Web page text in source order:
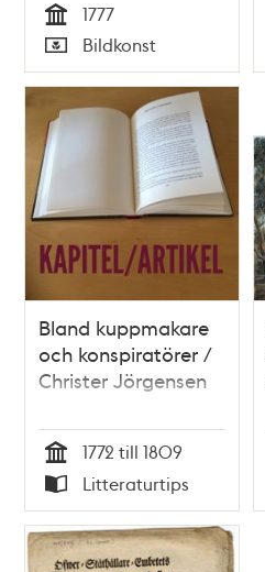
Tid
1777
Typ
Bildkonst
Bland kuppmakare
och konspiratörer /
Christer Jörgensen
Tid
1772 till 1809
Typ
Litteraturtips